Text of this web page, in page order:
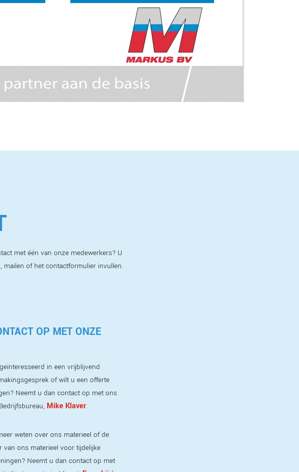
met één van onze medewerkers? U
mailen of het contactformulier invullen.
OP MET ONZE
in een vrijblijvend
of wilt u een offerte
Neemt u dan contact op met ons
Mike Klaver.
weten over ons materieel of de
van ons materieel voor tijdelijke
Neemt u dan contact op met